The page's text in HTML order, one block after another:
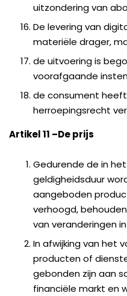
uitzondering van
De levering van
materiële drager,
de uitvoering is
voorafgaande
de consument
herroepingsrecht
Artikel 11 –De prijs
Gedurende de in
geldigheidsduur
aangeboden
verhoogd,
van veranderingen
In afwijking van het
producten of
gebonden zijn aan
financiële markt en